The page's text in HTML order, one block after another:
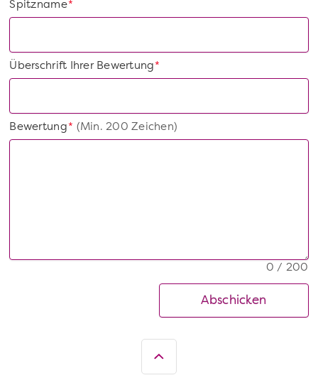
*
Spitzname
*
Überschrift Ihrer Bewertung
*
Bewertung(Min. 200 Zeichen)
0 / 200
Abschicken